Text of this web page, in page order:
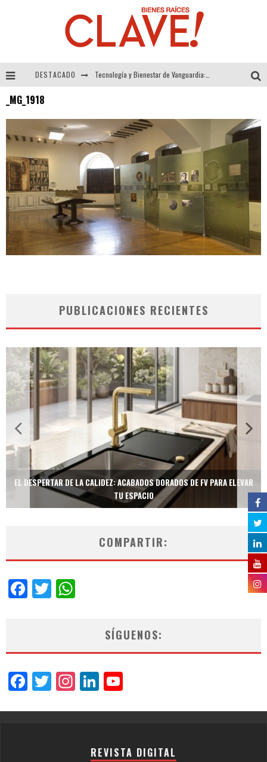
DESTACADO
Alexandra Bedoya – La Constancia detrás de La Paletería
_MG_1918
PUBLICACIONES RECIENTES
EL DESPERTAR DE LA CALIDEZ: ACABADOS DORADOS DE FV PARA ELEVAR
TU ESPACIO
COMPARTIR:
Facebook
Twitter
SÍGUENOS:
Facebook
Twitter
Instagram
LinkedIn
REVISTA DIGITAL